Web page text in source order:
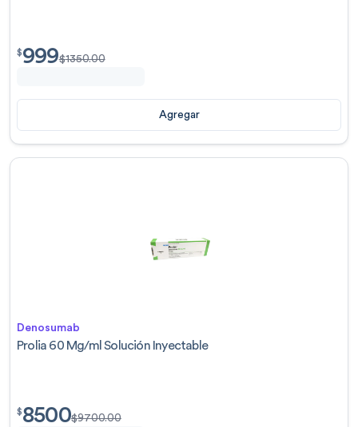
$999.00
$999$1350.00
Agregar
Denosumab
Prolia 60 Mg/ml Solución Inyectable
$8500.00
$8500$9700.00